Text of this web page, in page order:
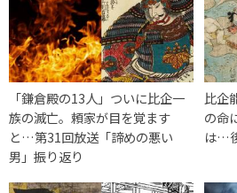
「鎌倉殿の13人」ついに比企一
族の滅亡。頼家が目を覚ます
と…第31回放送「諦めの悪い
男」振り返り
比企
の命
は…